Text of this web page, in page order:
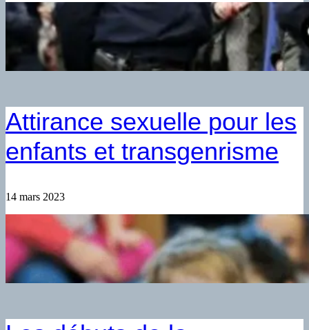
Attirance sexuelle pour les
enfants et transgenrisme
14 mars 2023